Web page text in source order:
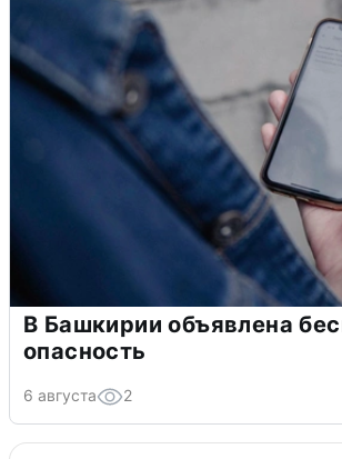
В Башкирии объявлена
опасность
6 августа 2